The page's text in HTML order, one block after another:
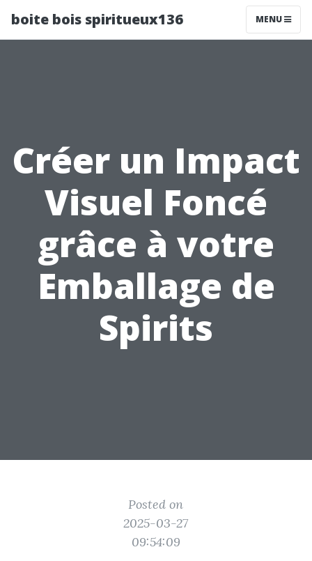
boite bois spiritueux136 MENU
Créer un Impact
Visuel Foncé
grâce à votre
Emballage de
Spirits
Posted on
2025-03-27
09:54:09